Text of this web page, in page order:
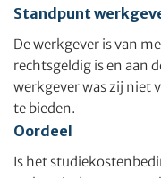
Standpunt
De werkgever is van
rechtsgeldig is en aan
werkgever was zij niet
te bieden.
Oordeel
Is het